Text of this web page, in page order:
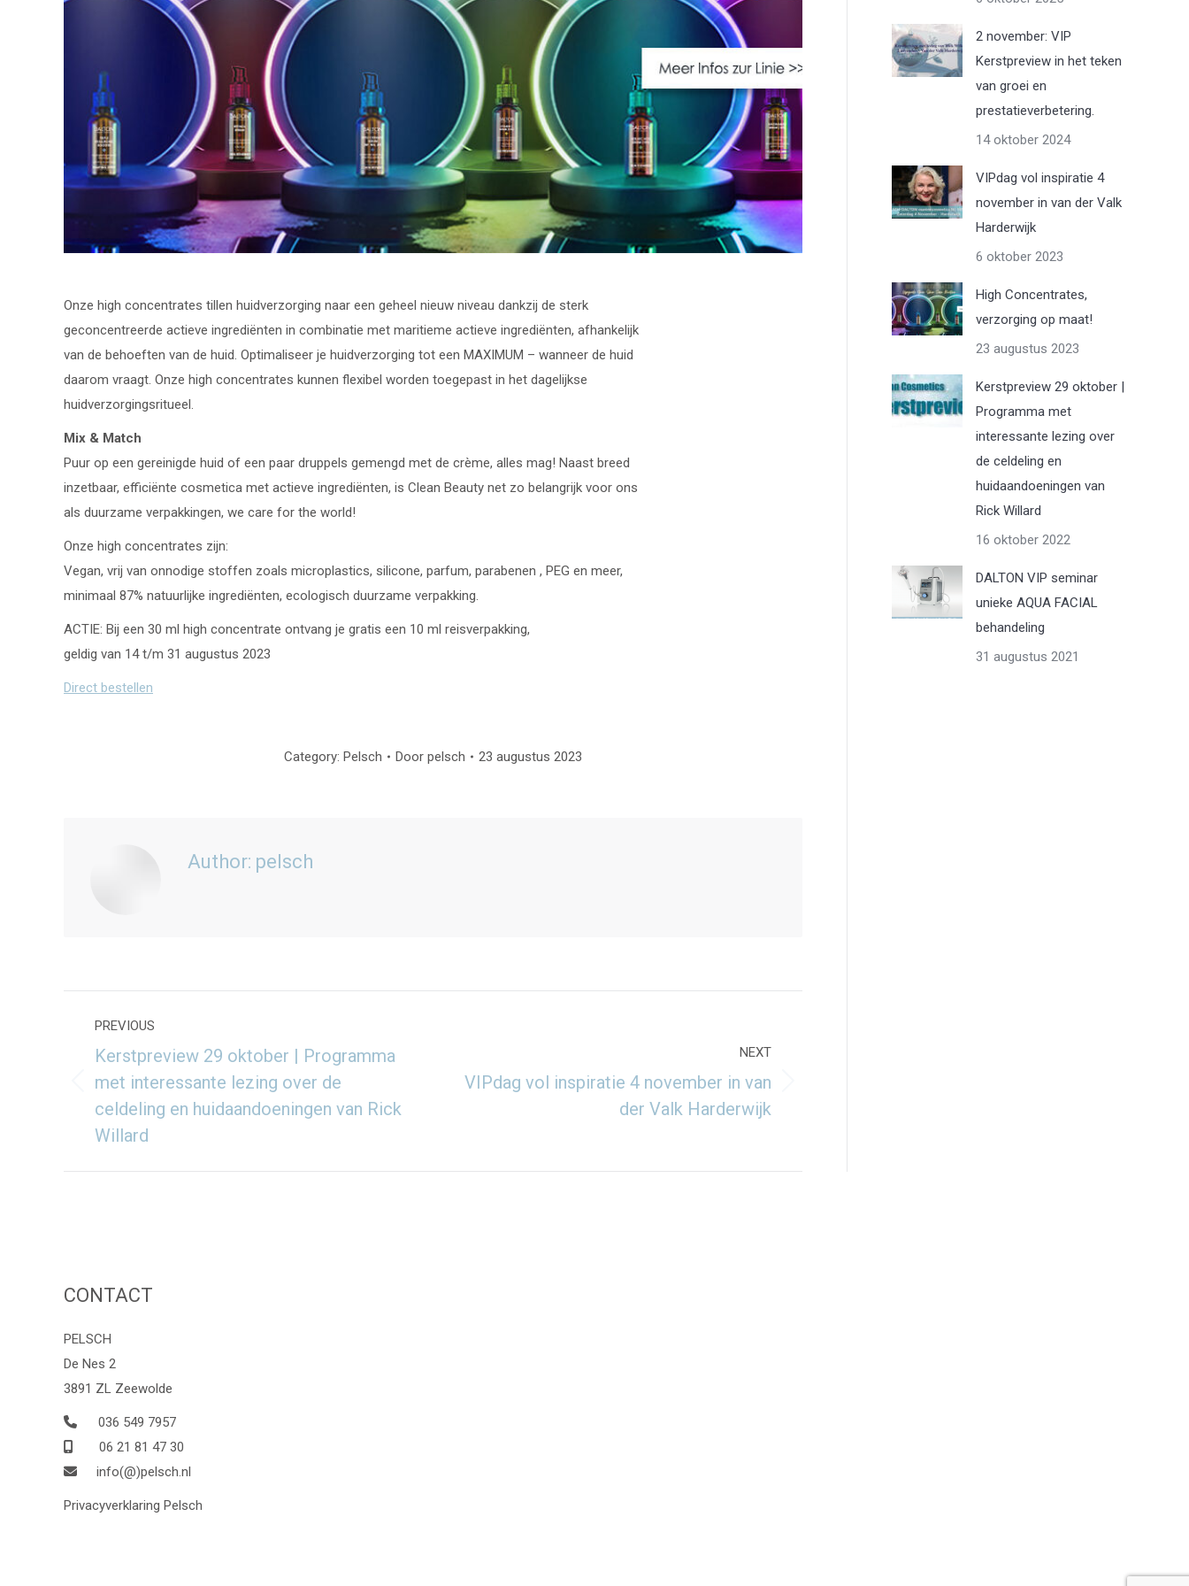
Onze high concentrates tillen huidverzorging naar een geheel nieuw niveau dankzij de sterk
geconcentreerde actieve ingrediënten in combinatie met maritieme actieve ingrediënten, afhankelijk
van de behoeften van de huid. Optimaliseer je huidverzorging tot een MAXIMUM – wanneer de huid
daarom vraagt. Onze high concentrates kunnen flexibel worden toegepast in het dagelijkse
huidverzorgingsritueel.
Mix & Match
Puur op een gereinigde huid of een paar druppels gemengd met de crème, alles mag! Naast breed
inzetbaar, efficiënte cosmetica met actieve ingrediënten, is Clean Beauty net zo belangrijk voor ons
als duurzame verpakkingen, we care for the world!
Onze high concentrates zijn:
Vegan, vrij van onnodige stoffen zoals microplastics, silicone, parfum, parabenen , PEG en meer,
minimaal 87% natuurlijke ingrediënten, ecologisch duurzame verpakking.
ACTIE: Bij een 30 ml high concentrate ontvang je gratis een 10 ml reisverpakking,
geldig van 14 t/m 31 augustus 2023
Direct bestellen
Category: Pelsch Door pelsch 23 augustus 2023
Author: pelsch
navigation
PREVIOUS
Previous
post:
Kerstpreview 29 oktober | Programma
met interessante lezing over de
celdeling en huidaandoeningen van Rick
Willard
NEXT
Next
VIPdag vol inspiratie 4 november in van
der Valk Harderwijk
2 november: VIP
Kerstpreview in het teken
van groei en
prestatieverbetering.
14 oktober 2024
VIPdag vol inspiratie 4
november in van der Valk
Harderwijk
6 oktober 2023
High Concentrates,
verzorging op maat!
23 augustus 2023
Kerstpreview 29 oktober |
Programma met
interessante lezing over
de celdeling en
huidaandoeningen van
Rick Willard
16 oktober 2022
DALTON VIP seminar
unieke AQUA FACIAL
behandeling
31 augustus 2021
CONTACT
PELSCH
De Nes 2
3891 ZL Zeewolde
036 549 7957
06 21 81 47 30
info(@)pelsch.nl
Privacyverklaring Pelsch